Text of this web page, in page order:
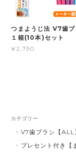
つまようじ法 V7歯
１箱(10本)セット
¥2,750
カテゴリー
V7歯ブラシ【ALL
プレセント付き【